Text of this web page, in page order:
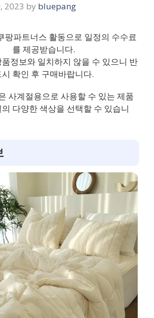
2023 by bluepang
팡파트너스 활동으로 일정의 수수료
를 제공받습니다.
정보와 일치하지 않을 수 있으니 반
시 확인 후 구매바랍니다.
사계절용으로 사용할 수 있는 제품
다양한 색상을 선택할 수 있습니